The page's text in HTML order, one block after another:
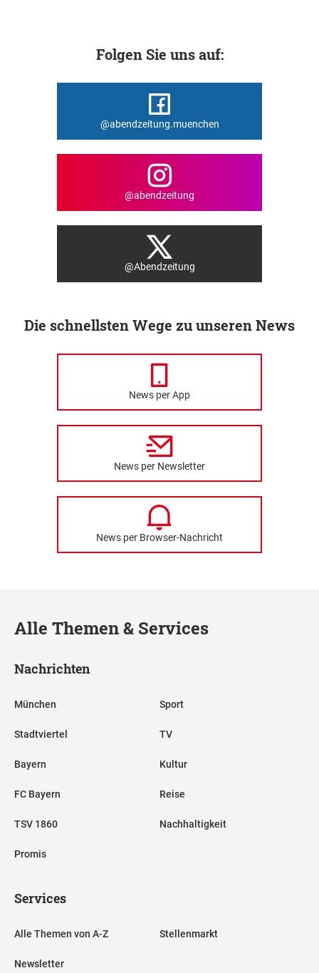
Folgen Sie uns auf:
@abendzeitung.muenchen
@abendzeitung
@Abendzeitung
Die schnellsten Wege zu unseren News
News per App
News per Newsletter
News per Browser-Nachricht
Alle Themen & Services
Nachrichten
München
Stadtviertel
Bayern
FC Bayern
TSV 1860
Promis
Sport
TV
Kultur
Reise
Nachhaltigkeit
Services
Alle Themen von A-Z
Newsletter
Stellenmarkt